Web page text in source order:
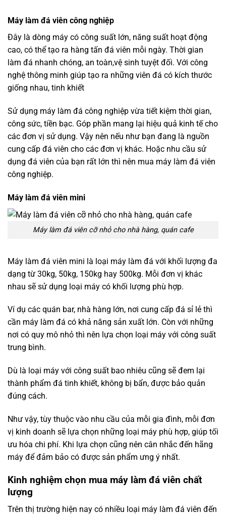
Máy làm đá viên công nghiệp
Đây là dòng máy có công suất lớn, năng suất hoạt động
cao, có thể tạo ra hàng tấn đá viên mỗi ngày. Thời gian
làm đá nhanh chóng, an toàn,vệ sinh tuyệt đối. Với công
nghệ thông minh giúp tạo ra những viên đá có kích thước
giống nhau, tinh khiết
Sử dụng máy làm đá công nghiệp vừa tiết kiệm thời gian,
công sức, tiền bạc. Góp phần mang lại hiệu quả kinh tế cho
các đơn vị sử dụng. Vậy nên nếu như bạn đang là nguồn
cung cấp đá viên cho các đơn vị khác. Hoặc nhu cầu sử
dụng đá viên của bạn rất lớn thì nên mua máy làm đá viên
công nghiệp.
Máy làm đá viên mini
Máy làm đá viên cỡ nhỏ cho nhà hàng, quán cafe
Máy làm đá viên mini là loại máy làm đá với khối lượng đa
dạng từ 30kg, 50kg, 150kg hay 500kg. Mỗi đơn vị khác
nhau sẽ sử dụng loại máy có khối lượng phù hợp.
Ví dụ các quán bar, nhà hàng lớn, nơi cung cấp đá sỉ lẻ thì
cần máy làm đá có khả năng sản xuất lớn. Còn với những
nơi có quy mô nhỏ thì nên lựa chọn loại máy với công suất
trung bình.
Dù là loại máy với công suất bao nhiêu cũng sẽ đem lại
thành phẩm đá tinh khiết, không bị bẩn, được bảo quản
đúng cách.
Như vậy, tùy thuộc vào nhu cầu của mỗi gia đình, mỗi đơn
vị kinh doanh sẽ lựa chọn những loại máy phù hợp, giúp tối
ưu hóa chi phí. Khi lựa chọn cũng nên cân nhắc đến hãng
máy để đảm bảo có được sản phẩm ưng ý nhất.
Kinh nghiệm chọn mua máy làm đá viên chất
lượng
Trên thị trường hiện nay có nhiều loại máy làm đá viên đến